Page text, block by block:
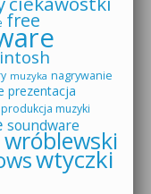
free
muzyka nagrywanie
prezentacja
produkcja muzyki
soundware
wtyczki